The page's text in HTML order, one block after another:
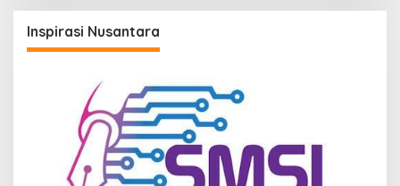
Inspirasi Nusantara